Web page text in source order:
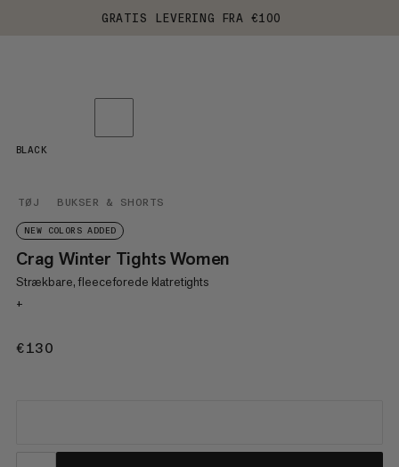
GRATIS LEVERING FRA €100
TØJ BUKSER & SHORTS
NEW COLORS ADDED
Crag Winter Tights Women
Strækbare, fleeceforede klatretights
+
€130
BLACK